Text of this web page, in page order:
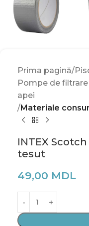
Prima pagină
Pompe de
apei
Materiale
INTEX
tesut
49,00 MDL